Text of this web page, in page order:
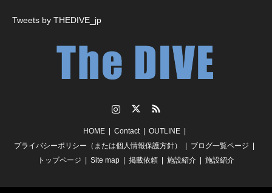
Tweets by THEDIVE_jp
HOME Contact
OUTLINE
プライバシーポリシー（または個人情報保護方針）
ブログ一覧ページ
トップページ
Site map 掲載依頼 施設紹介 施設紹介